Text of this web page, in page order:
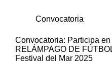
Convocatoria
Convocatoria: Participa
RELÁMPAGO DE
Festival del Mar 2025